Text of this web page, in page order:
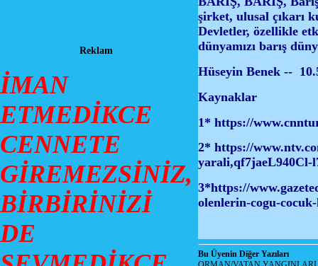
Reklam
İMAN
ETMEDİKCE
CENNETE
GİREMEZSİNİZ,
BİRBİRİNİZİ
DE
şirket, ulusal çıkarı
Devletler, özellikle
dünyamızı barış
Hüseyin Benek --
Kaynaklar
1* https://
2* https://
yarali,qf7jaeL940Cl-
3*https://
olenlerin-cogu-
Bu Üyenin Diğer Yazıları